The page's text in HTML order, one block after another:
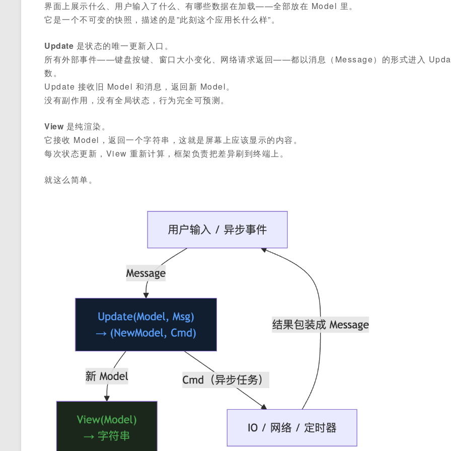
界面上展示什么、用户输入了什么、有哪些数据在加载——全部放在 Model 里。
它是一个不可变的快照，描述的是”此刻这个应用长什么样”。
Update 是状态的唯一更新入口。
所有外部事件——键盘按键、窗口大小变化、网络请求返回——都以消息（Message）的形式进入
数。
Update 接收旧 Model 和消息，返回新 Model。
没有副作用，没有全局状态，行为完全可预测。
View 是纯渲染。
它接收 Model，返回一个字符串，这就是屏幕上应该显示的内容。
每次状态更新，View 重新计算，框架负责把差异刷到终端上。
就这么简单。